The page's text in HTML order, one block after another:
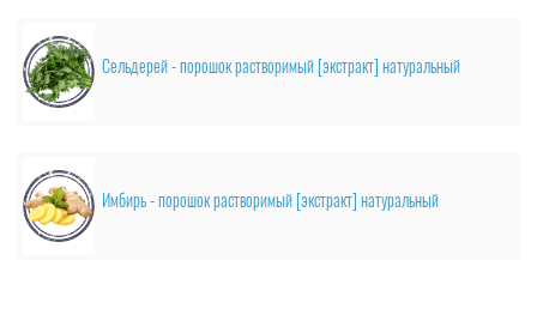
Сельдерей - порошок растворимый [экстракт] натуральный
Имбирь - порошок растворимый [экстракт] натуральный